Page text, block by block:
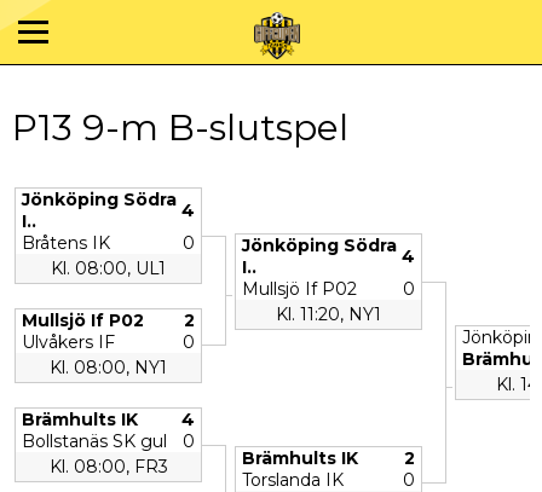
P13 9-m B-slutspel
Jönköping Södra
I..
4
Bråtens IK
0
Kl. 08:00, UL1
Mullsjö If P02
2
Ulvåkers IF
0
Kl. 08:00, NY1
Brämhults IK
4
Bollstanäs SK gul
0
Kl. 08:00, FR3
Jönköping Södra
I..
4
Mullsjö If P02
0
Kl. 11:20, NY1
Brämhults IK
2
Torslanda IK
0
Kl.